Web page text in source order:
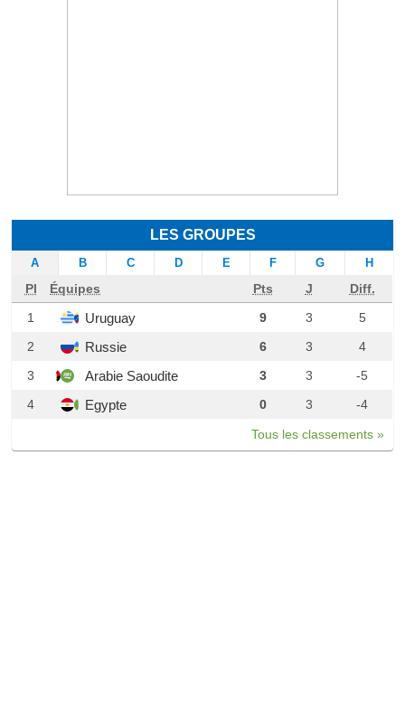
LES GROUPES
A B C D E F G H
Pl Équipes Pts J
Diff.
1
Uruguay 9 3
5
2
Russie 6 3
4
3
Arabie Saoudite 3 3
-5
4
Egypte 0 3 -4
Tous les classements »